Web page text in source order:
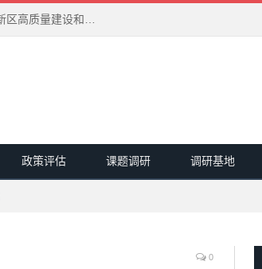
习近平在河北雄安新区考察并主持召开深入推进雄安新区高质量建设和发展座谈会
政策评估 课题调研 调研基地
0